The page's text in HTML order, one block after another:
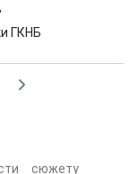
ГКНБ
сюжету